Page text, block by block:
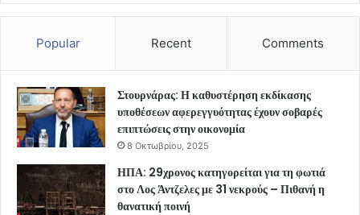
Popular Recent Comments
Στουρνάρας: Η καθυστέρηση εκδίκασης
υποθέσεων αφερεγγυότητας έχουν σοβαρές
επιπτώσεις στην οικονομία
8 Οκτωβρίου, 2025
ΗΠΑ: 29χρονος κατηγορείται για τη φωτιά
στο Λος Άντζελες με 31 νεκρούς – Πιθανή η
θανατική ποινή